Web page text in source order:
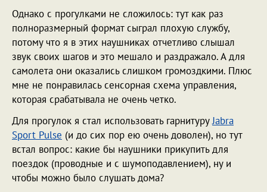
Однако с прогулками не сложилось: тут как раз
полноразмерный формат сыграл плохую службу,
потому что я в этих наушниках отчетливо слышал
звук своих шагов и это мешало и раздражало. А для
самолета они оказались слишком громоздкими. Плюс
мне не понравилась сенсорная схема управления,
которая срабатывала не очень четко.
Для прогулок я стал использовать гарнитуруJabra
Sport Pulse (и до сих пор ею очень доволен), но тут
встал вопрос: какие бы наушники прикупить для
поездок (проводные и с шумоподавлением), ну и
чтобы можно было слушать дома?